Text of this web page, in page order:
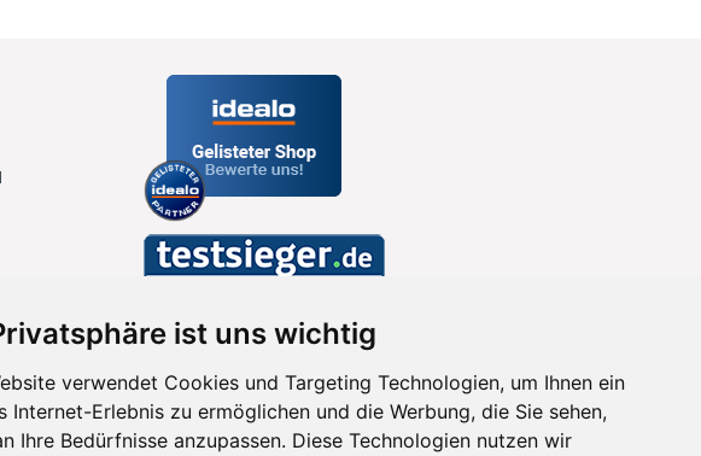
ist uns wichtig
verwendet Cookies und Targeting Technologien, um Ihnen ein
Internet-Erlebnis zu ermöglichen und die Werbung, die Sie sehen,
Ihre Bedürfnisse anzupassen. Diese Technologien nutzen wir